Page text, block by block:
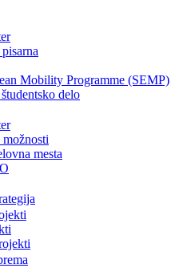
Mobility Programme (SEMP)
delo
mesta